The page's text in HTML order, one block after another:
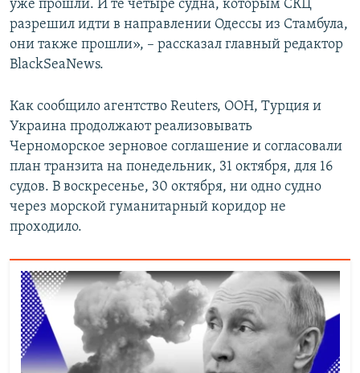
уже прошли. И те четыре судна, которым СКЦ
разрешил идти в направлении Одессы из Стамбула,
они также прошли», – рассказал главный редактор
BlackSeaNews.
Как сообщило агентство Reuters, ООН, Турция и
Украина продолжают реализовывать
Черноморское зерновое соглашение и согласовали
план транзита на понедельник, 31 октября, для 16
судов. В воскресенье, 30 октября, ни одно судно
через морской гуманитарный коридор не
проходило.